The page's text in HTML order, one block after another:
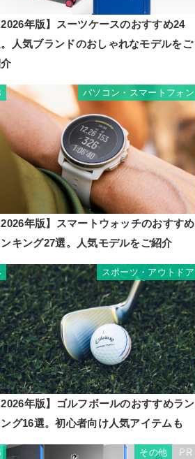
年版】スーツケースのおすすめ24
人気ブランドのおしゃれなモデルをご
パソコン・スマートフォン
年版】スマートウォッチのおすすめ
キング27選。人気モデルをご紹介
スポーツ・アウトドア
年版】ゴルフボールのおすすめラン
グ16選。初心者向け人気アイテムも
その他 PR